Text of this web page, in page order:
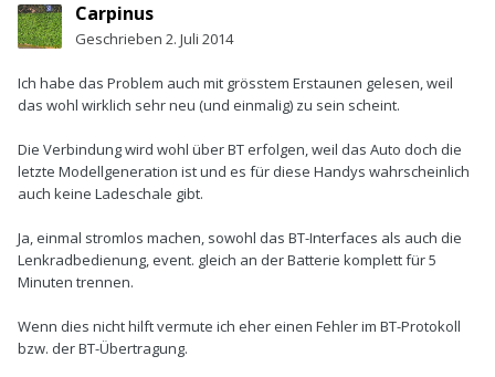
Carpinus
Geschrieben 2. Juli 2014
Ich habe das Problem auch mit grösstem Erstaunen gelesen, weil
das wohl wirklich sehr neu (und einmalig) zu sein scheint.
Die Verbindung wird wohl über BT erfolgen, weil das Auto doch die
letzte Modellgeneration ist und es für diese Handys wahrscheinlich
auch keine Ladeschale gibt.
Ja, einmal stromlos machen, sowohl das BT-Interfaces als auch die
Lenkradbedienung, event. gleich an der Batterie komplett für 5
Minuten trennen.
Wenn dies nicht hilft vermute ich eher einen Fehler im BT-Protokoll
bzw. der BT-Übertragung.